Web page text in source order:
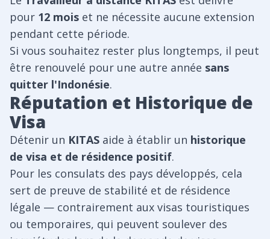
pour 12 mois et ne nécessite aucune extension
pendant cette période.
Si vous souhaitez rester plus longtemps, il peut
être renouvelé pour une autre année sans
quitter l'Indonésie.
Réputation et Historique de
Visa
Détenir un KITAS aide à établir un historique
de visa et de résidence positif.
Pour les consulats des pays développés, cela
sert de preuve de stabilité et de résidence
légale — contrairement aux visas touristiques
ou temporaires, qui peuvent soulever des